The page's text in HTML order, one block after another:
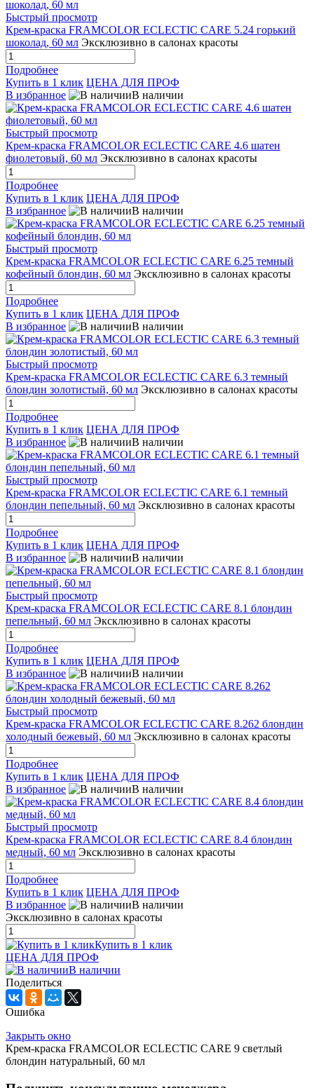
Быстрый просмотр
Крем-краска FRAMCOLOR ECLECTIC CARE 5.24 горький
шоколад, 60 мл Эксклюзивно в салонах красоты
Подробнее
Купить в 1 клик ЦЕНА ДЛЯ ПРОФ
В избранное
В наличии
Быстрый просмотр
Крем-краска FRAMCOLOR ECLECTIC CARE 4.6 шатен
фиолетовый, 60 мл Эксклюзивно в салонах красоты
Подробнее
Купить в 1 клик ЦЕНА ДЛЯ ПРОФ
В избранное
В наличии
Быстрый просмотр
Крем-краска FRAMCOLOR ECLECTIC CARE 6.25 темный
кофейный блондин, 60 мл Эксклюзивно в салонах красоты
Подробнее
Купить в 1 клик ЦЕНА ДЛЯ ПРОФ
В избранное
В наличии
Быстрый просмотр
Крем-краска FRAMCOLOR ECLECTIC CARE 6.3 темный
блондин золотистый, 60 мл Эксклюзивно в салонах красоты
Подробнее
Купить в 1 клик ЦЕНА ДЛЯ ПРОФ
В избранное
В наличии
Быстрый просмотр
Крем-краска FRAMCOLOR ECLECTIC CARE 6.1 темный
блондин пепельный, 60 мл Эксклюзивно в салонах красоты
Подробнее
Купить в 1 клик ЦЕНА ДЛЯ ПРОФ
В избранное
В наличии
Быстрый просмотр
Крем-краска FRAMCOLOR ECLECTIC CARE 8.1 блондин
пепельный, 60 мл Эксклюзивно в салонах красоты
Подробнее
Купить в 1 клик ЦЕНА ДЛЯ ПРОФ
В избранное
В наличии
Быстрый просмотр
Крем-краска FRAMCOLOR ECLECTIC CARE 8.262 блондин
холодный бежевый, 60 мл Эксклюзивно в салонах красоты
Подробнее
Купить в 1 клик ЦЕНА ДЛЯ ПРОФ
В избранное
В наличии
Быстрый просмотр
Крем-краска FRAMCOLOR ECLECTIC CARE 8.4 блондин
медный, 60 мл Эксклюзивно в салонах красоты
Подробнее
Купить в 1 клик ЦЕНА ДЛЯ ПРОФ
В избранное
В наличии
Эксклюзивно в салонах красоты
Купить в 1 клик
ЦЕНА ДЛЯ ПРОФ
В наличии
Поделиться
Ошибка
Закрыть окно
Крем-краска FRAMCOLOR ECLECTIC CARE 9 светлый
блондин натуральный, 60 мл